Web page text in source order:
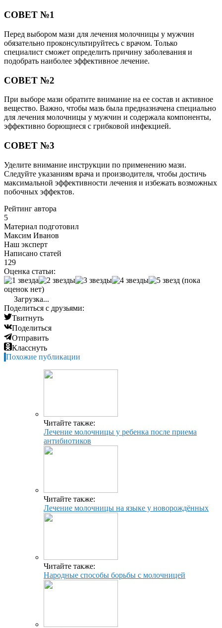
СОВЕТ №1
Перед выбором мази для лечения молочницы у мужчин
обязательно проконсультируйтесь с врачом. Только
специалист сможет определить причину заболевания и
подобрать наиболее эффективное лечение.
СОВЕТ №2
При выборе мази обратите внимание на ее состав и активное
вещество. Важно, чтобы мазь была предназначена специально
для лечения молочницы у мужчин и содержала компоненты,
эффективно борющиеся с грибковой инфекцией.
СОВЕТ №3
Уделите внимание инструкции по применению мази.
Следуйте указаниям врача и производителя, чтобы достичь
максимальной эффективности лечения и избежать возможных
побочных эффектов.
Рейтинг автора
5
Материал подготовил
Максим Иванов
Наш эксперт
Написано статей
129
Оценка статьи:
(пока
оценок нет)
Загрузка...
Поделиться с друзьями:
Твитнуть
Поделиться
Отправить
Класснуть
Похожие публикации
Читайте также:
Лечение молочницы у ребенка после приема
антибиотиков
Читайте также:
Лечение молочницы на языке у новорождённых
Читайте также:
Народные способы борьбы с молочницей